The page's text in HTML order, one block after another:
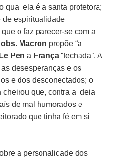
qual ela é a santa protetora;
de espiritualidade
o faz parecer-se com a
. Macron propõe “a
Pen a França “fechada”. A
desesperanças e os
e dos desconectados; o
cheirou que, contra a ideia
de mal humorados e
que tinha fé em si
a personalidade dos